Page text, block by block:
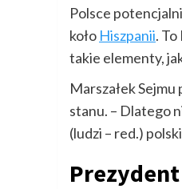
Polsce
koło Hiszpanii.
takie elementy,
Marszałek
stanu. – Dlatego
(ludzi – red.)